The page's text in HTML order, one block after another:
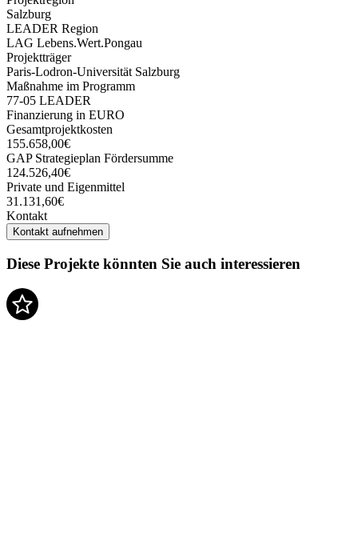
Salzburg
LEADER Region
LAG Lebens.Wert.Pongau
Projektträger
Paris-Lodron-Universität Salzburg
Maßnahme im Programm
77-05 LEADER
Finanzierung in EURO
Gesamtprojektkosten
155.658,00€
GAP Strategieplan Fördersumme
124.526,40€
Private und Eigenmittel
31.131,60€
Kontakt
Kontakt aufnehmen
Diese Projekte könnten Sie auch interessieren